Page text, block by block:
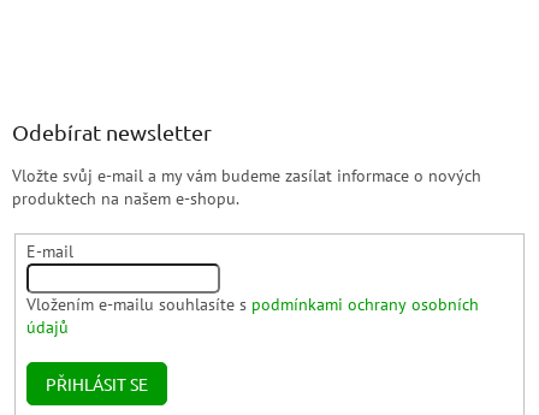
Odebírat newsletter
Vložte svůj e-mail a my vám budeme zasílat informace o nových
produktech na našem e-shopu.
E-mail
Vložením e-mailu souhlasíte s podmínkami ochrany osobních
údajů
PŘIHLÁSIT SE